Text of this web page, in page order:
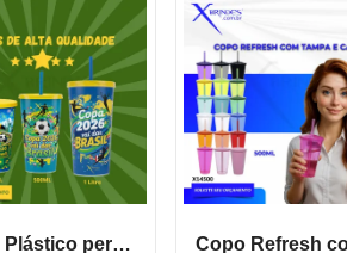
Copo Plástico personalizado In Mold Label 360 XCS551